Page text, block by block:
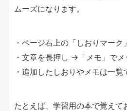
ムーズになります。
・ページ右上の「しおりマー
・文章を長押し →「メモ」で
・追加したしおりやメモは一覧
たとえば、学習用の本で覚えて